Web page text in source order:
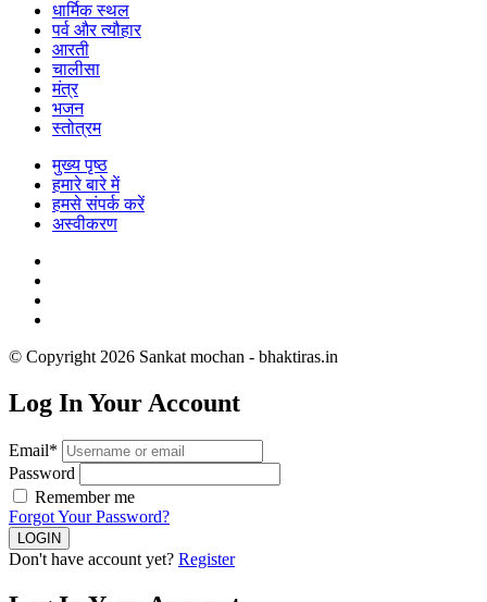
धार्मिक स्थल
पर्व और त्यौहार
आरती
चालीसा
मंत्र
भजन
स्तोत्रम
मुख्य पृष्ठ
हमारे बारे में
हमसे संपर्क करें
अस्वीकरण
© Copyright 2026 Sankat mochan - bhaktiras.in
Log In Your Account
Email*
Password
Remember me
Forgot Your Password?
Don't have account yet? Register